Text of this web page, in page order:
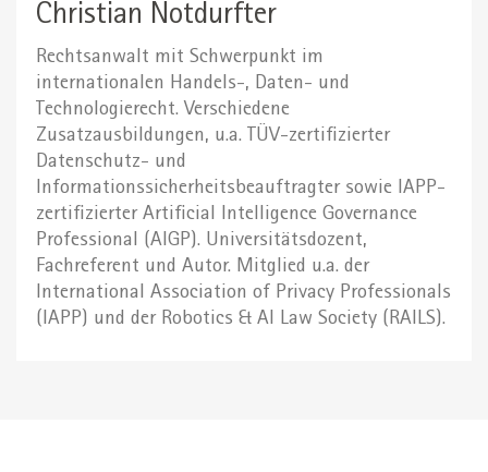
Christian Notdurfter
Rechtsanwalt mit Schwerpunkt im
internationalen Handels-, Daten- und
Technologierecht. Verschiedene
Zusatzausbildungen, u.a. TÜV-zertifizierter
Datenschutz- und
Informationssicherheitsbeauftragter sowie IAPP-
zertifizierter Artificial Intelligence Governance
Professional (AIGP). Universitätsdozent,
Fachreferent und Autor. Mitglied u.a. der
International Association of Privacy Professionals
(IAPP) und der Robotics & AI Law Society (RAILS).